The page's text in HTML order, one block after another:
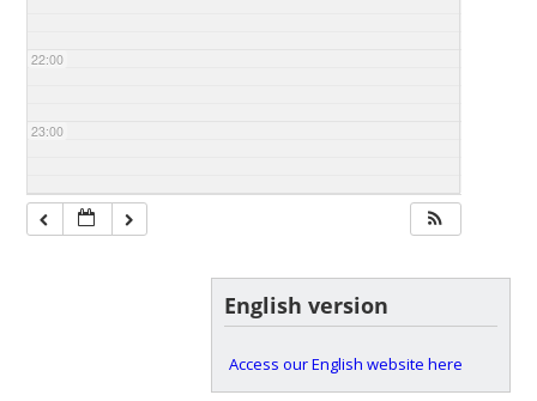
22:00
23:00
English version
Access our English website here